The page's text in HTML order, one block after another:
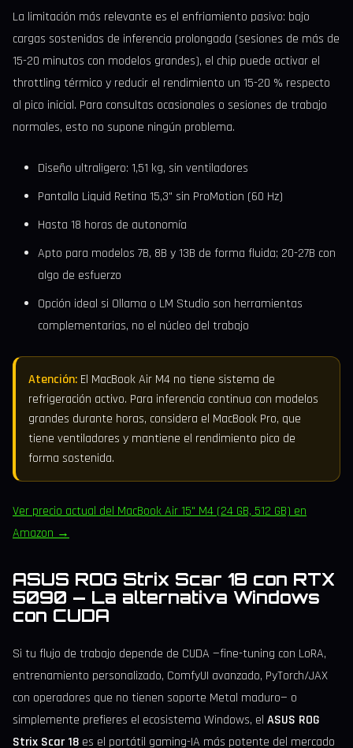
La limitación más relevante es el enfriamiento pasivo: bajo
cargas sostenidas de inferencia prolongada (sesiones de más de
15-20 minutos con modelos grandes), el chip puede activar el
throttling térmico y reducir el rendimiento un 15-20 % respecto
al pico inicial. Para consultas ocasionales o sesiones de trabajo
normales, esto no supone ningún problema.
Diseño ultraligero: 1,51 kg, sin ventiladores
Pantalla Liquid Retina 15,3" sin ProMotion (60 Hz)
Hasta 18 horas de autonomía
Apto para modelos 7B, 8B y 13B de forma fluida; 20-27B con
algo de esfuerzo
Opción ideal si Ollama o LM Studio son herramientas
complementarias, no el núcleo del trabajo
Atención: El MacBook Air M4 no tiene sistema de
refrigeración activo. Para inferencia continua con modelos
grandes durante horas, considera el MacBook Pro, que
tiene ventiladores y mantiene el rendimiento pico de
forma sostenida.
Ver precio actual del MacBook Air 15" M4 (24 GB, 512 GB) en
Amazon →
ASUS ROG Strix Scar 18 con RTX
5090 — La alternativa Windows
con CUDA
Si tu flujo de trabajo depende de CUDA —fine-tuning con LoRA,
entrenamiento personalizado, ComfyUI avanzado, PyTorch/JAX
con operadores que no tienen soporte Metal maduro— o
simplemente prefieres el ecosistema Windows, el ASUS ROG
Strix Scar 18 es el portátil gaming-IA más potente del mercado